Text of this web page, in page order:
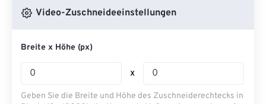
Video-Zuschneideeinstellungen
Breite x Höhe (px)
x
Geben Sie die Breite und Höhe des Zuschneiderechtecks ​​in